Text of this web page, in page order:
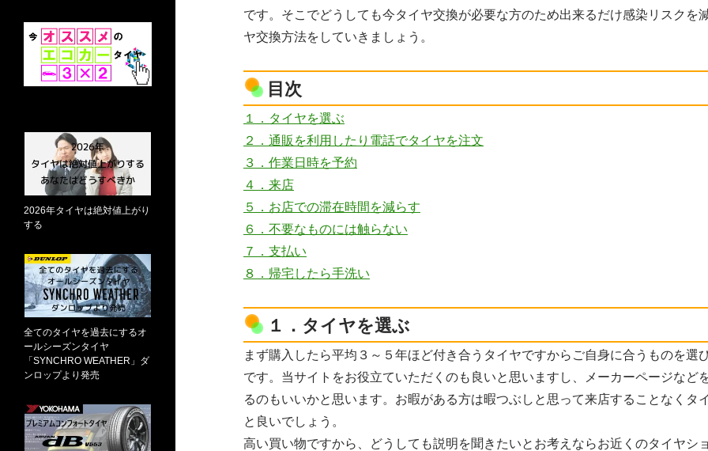
です。そこでどうしても今タイヤ交換が必要な方のため出来るだけ感染リスクを
ヤ交換方法をしていきましょう。
目次
１．タイヤを選ぶ
２．通販を利用したり電話でタイヤを注文
３．作業日時を予約
４．来店
５．お店での滞在時間を減らす
６．不要なものには触らない
７．支払い
８．帰宅したら手洗い
１．タイヤを選ぶ
まず購入したら平均３～５年ほど付き合うタイヤですからご自身に合うものを選
です。当サイトをお役立ていただくのも良いと思いますし、メーカーページなど
るのもいいかと思います。お暇がある方は暇つぶしと思って来店することなくタ
と良いでしょう。
高い買い物ですから、どうしても説明を聞きたいとお考えならお近くのタイヤシ
2026年タイヤは絶対値上がり
する
全てのタイヤを過去にするオ
ールシーズンタイヤ
「SYNCHRO WEATHER」ダ
ンロップより発売